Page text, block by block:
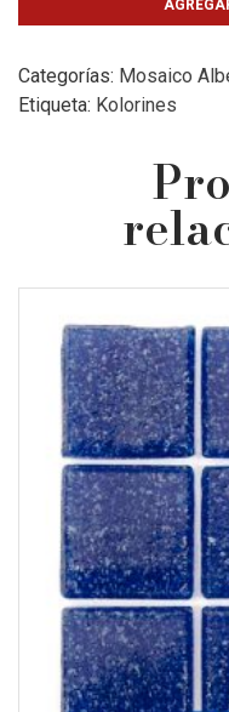
Categorías: Mosaico
Etiqueta: Kolorines